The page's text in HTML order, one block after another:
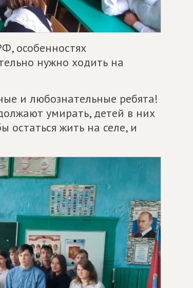
особенностях
нужно ходить на
и любознательные ребята!
умирать, детей в них
остаться жить на селе, и